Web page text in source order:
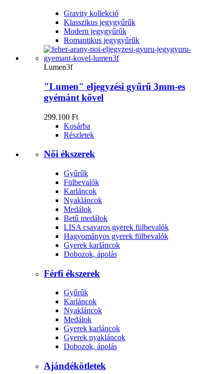
Gravity kollekció
Klasszikus jegygyűrűk
Modern jegygyűrűk
Romantikus jegygyűrűk
Lumen3f
"Lumen" eljegyzési gyűrű 3mm-es
gyémánt kővel
299.100 Ft
Kosárba
Részletek
Női ékszerek
Gyűrűk
Fülbevalók
Karláncok
Nyakláncok
Medálok
Betű medálok
LISA csavaros gyerek fülbevalók
Hagyományos gyerek fülbevalók
Gyerek karláncok
Dobozok, ápolás
Férfi ékszerek
Gyűrűk
Karláncok
Nyakláncok
Medálok
Gyerek karláncok
Gyerek nyakláncok
Dobozok, ápolás
Ajándékötletek